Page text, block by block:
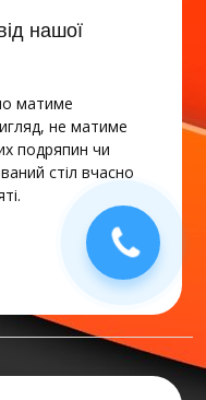
нашої
матиме
не матиме
подряпин чи
стіл вчасно